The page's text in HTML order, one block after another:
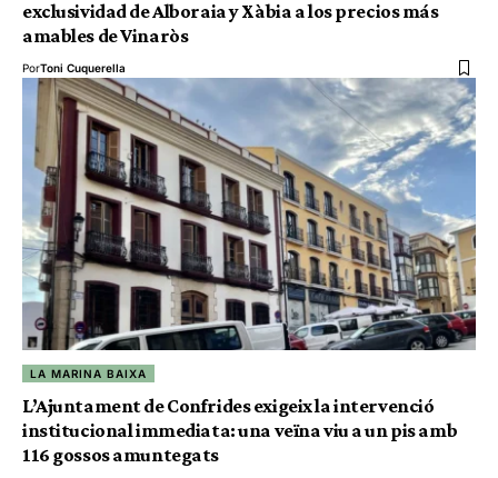
exclusividad de Alboraia y Xàbia a los precios más
amables de Vinaròs
PorToni Cuquerella
LA MARINA BAIXA
L’Ajuntament de Confrides exigeix la intervenció
institucional immediata: una veïna viu a un pis amb
116 gossos amuntegats